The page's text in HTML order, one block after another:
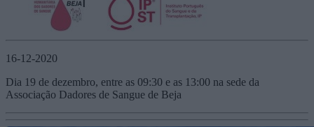
16-12-2020
Dia 19 de dezembro, entre as 09:30 e as 13:00 na sede da
Associação Dadores de Sangue de Beja